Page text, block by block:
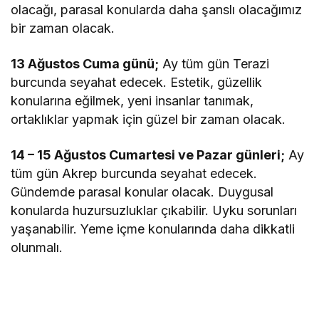
olacağı, parasal konularda daha şanslı olacağımız
bir zaman olacak.
13 Ağustos Cuma günü; Ay tüm gün Terazi
burcunda seyahat edecek. Estetik, güzellik
konularına eğilmek, yeni insanlar tanımak,
ortaklıklar yapmak için güzel bir zaman olacak.
14 – 15 Ağustos Cumartesi ve Pazar günleri; Ay
tüm gün Akrep burcunda seyahat edecek.
Gündemde parasal konular olacak. Duygusal
konularda huzursuzluklar çıkabilir. Uyku sorunları
yaşanabilir. Yeme içme konularında daha dikkatli
olunmalı.